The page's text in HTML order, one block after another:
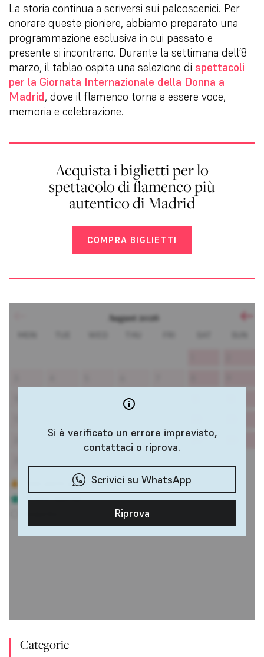
La storia continua a scriversi sui palcoscenici. Per
onorare queste pioniere, abbiamo preparato una
programmazione esclusiva in cui passato e
presente si incontrano. Durante la settimana dell’8
marzo, il tablao ospita una selezione di spettacoli
per la Giornata Internazionale della Donna a
Madrid, dove il flamenco torna a essere voce,
memoria e celebrazione.
Acquista i biglietti per lo
spettacolo di flamenco più
autentico di Madrid
COMPRA BIGLIETTI
Categorie